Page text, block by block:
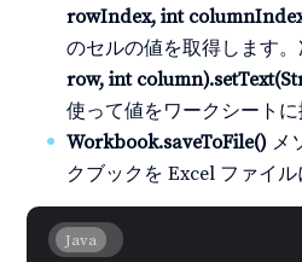
rowIndex, int
のセルの値を取得します
row, int
使って値をワークシートに
Workbook.saveToFile() メ
クブックを Excel ファイル
Java